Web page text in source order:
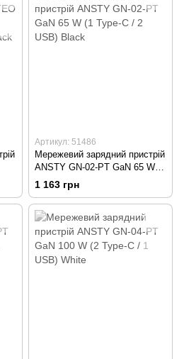
Артикул: 51486
Мережевий зарядний пристрій
ANSTY GN-02-PT GaN 65 W (1
Type-C / 2 USB) Black
1 163 грн